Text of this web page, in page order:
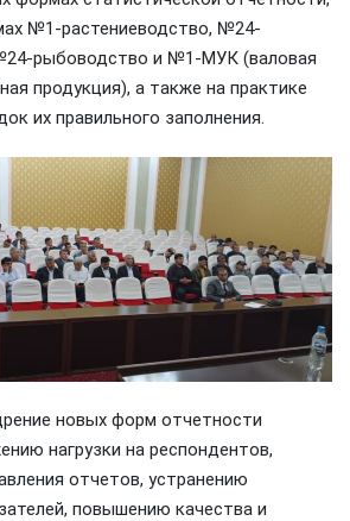
№1-растениеводство, №24-
рыбоводство и №1-МУК (валовая
продукция), а также на практике
их правильного заполнения.
новых форм отчетности
нагрузки на респондентов,
отчетов, устранению
повышению качества и